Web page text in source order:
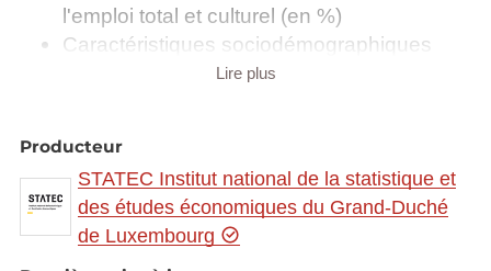
l'emploi total et culturel (en %)
Caractéristiques sociodémographiques
des activités culturelles et des professions
le sport (en 1 000 EUR)
Emplois dans les institutions culturelles
Examens médico-sportifs
Fonds de la Bibliothèque nationale du
Lire plus
Producteur
STATEC Institut national de la statistique et
des études économiques du Grand-Duché
de Luxembourg